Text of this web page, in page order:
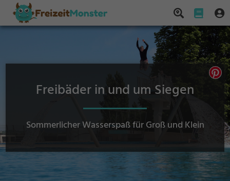
Freibäder in und um Siegen
Sommerlicher Wasserspaß für Groß und Klein